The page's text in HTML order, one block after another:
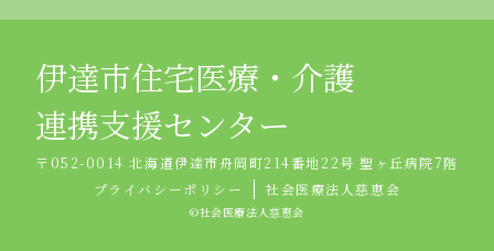
伊達市住宅医療・介護
連携支援センター
〒052-0014 北海道伊達市舟岡町214番地22号 聖ヶ丘病院7階
プライバシーポリシー
社会医療法人慈恵会
©︎社会医療法人慈恵会